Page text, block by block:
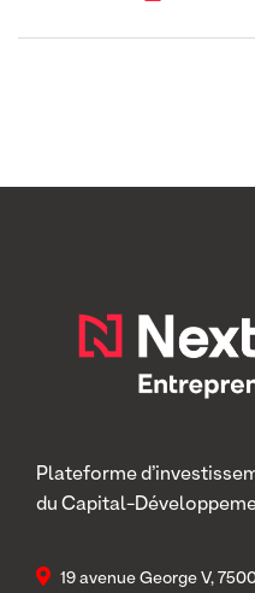
Plateforme
du Capital-
19 avenue George V,